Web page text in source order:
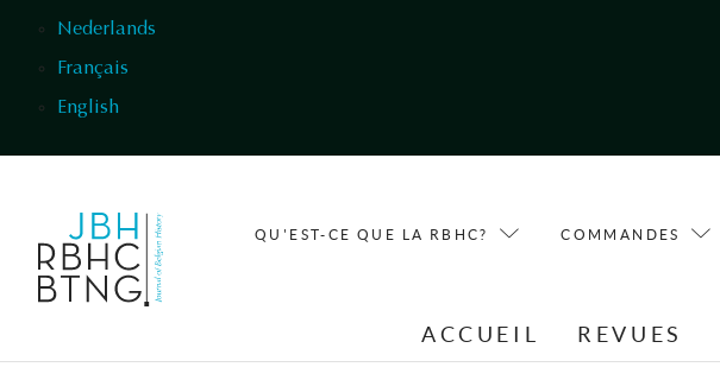
Nederlands
Français
English
QU'EST-CE QUE LA RBHC? COMMANDES
ACCUEIL REVUES